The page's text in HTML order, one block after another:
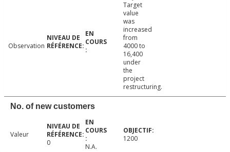
Observation
Target
value
was
increased
from
4000 to
16,400
under
the
project
restructuring.
No. of new customers
Valeur
0
N.A.
1200